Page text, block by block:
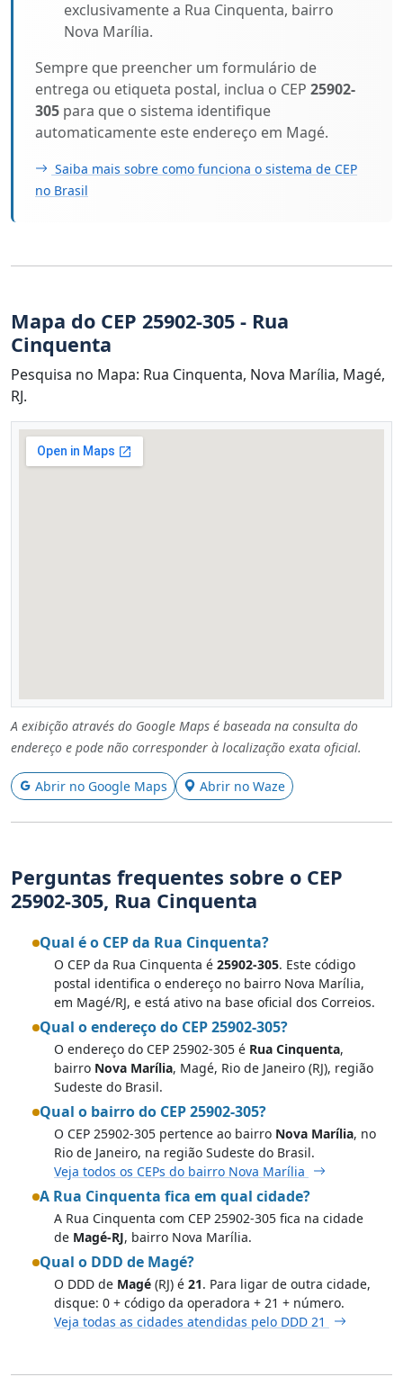
exclusivamente a Rua Cinquenta, bairro
Nova Marília.
Sempre que preencher um formulário de
entrega ou etiqueta postal, inclua o CEP 25902-
305 para que o sistema identifique
automaticamente este endereço em Magé.
Saiba mais sobre como funciona o sistema de CEP
no Brasil
Mapa do CEP 25902-305 - Rua
Cinquenta
Pesquisa no Mapa: Rua Cinquenta, Nova Marília, Magé,
RJ.
A exibição através do Google Maps é baseada na consulta do
endereço e pode não corresponder à localização exata oficial.
Abrir no Google Maps Abrir no Waze
Perguntas frequentes sobre o CEP
25902-305, Rua Cinquenta
Qual é o CEP da Rua Cinquenta?
O CEP da Rua Cinquenta é 25902-305. Este código
postal identifica o endereço no bairro Nova Marília,
em Magé/RJ, e está ativo na base oficial dos Correios.
Qual o endereço do CEP 25902-305?
O endereço do CEP 25902-305 é Rua Cinquenta,
bairro Nova Marília, Magé, Rio de Janeiro (RJ), região
Sudeste do Brasil.
Qual o bairro do CEP 25902-305?
O CEP 25902-305 pertence ao bairro Nova Marília, no
Rio de Janeiro, na região Sudeste do Brasil.
Veja todos os CEPs do bairro Nova Marília
A Rua Cinquenta fica em qual cidade?
A Rua Cinquenta com CEP 25902-305 fica na cidade
de Magé-RJ, bairro Nova Marília.
Qual o DDD de Magé?
O DDD de Magé (RJ) é 21. Para ligar de outra cidade,
disque: 0 + código da operadora + 21 + número.
Veja todas as cidades atendidas pelo DDD 21